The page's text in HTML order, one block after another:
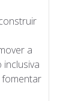
a
inclusiva
fomentar